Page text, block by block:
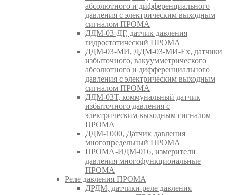
абсолютного и дифференциального
давления с электрическим выходным
сигналом ПРОМА
ДДМ-03-ДГ, датчик давления
гидростатический ПРОМА
ДДМ-03-МИ, ДДМ-03-МИ-Ех, датчики
избыточного, вакуумметрического
абсолютного и дифференциального
давления с электрическим выходным
сигналом ПРОМА
ДДМ-03Т, коммунальный датчик
избыточного давления с
электрическим выходным сигналом
ПРОМА
ДДМ-1000, Датчик давления
многопредельный ПРОМА
ПРОМА-ИДМ-016, измерители
давления многофункциональные
ПРОМА
Реле давления ПРОМА
ДРДМ, датчики-реле давления